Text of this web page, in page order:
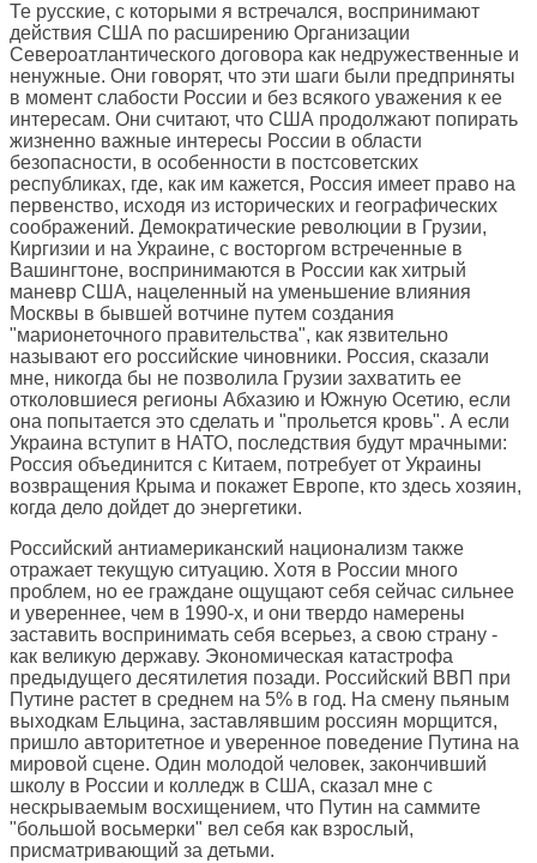
Те русские, с которыми я встречался, воспринимают
действия США по расширению Организации
Североатлантического договора как недружественные и
ненужные. Они говорят, что эти шаги были предприняты
в момент слабости России и без всякого уважения к ее
интересам. Они считают, что США продолжают попирать
жизненно важные интересы России в области
безопасности, в особенности в постсоветских
республиках, где, как им кажется, Россия имеет право на
первенство, исходя из исторических и географических
соображений. Демократические революции в Грузии,
Киргизии и на Украине, с восторгом встреченные в
Вашингтоне, воспринимаются в России как хитрый
маневр США, нацеленный на уменьшение влияния
Москвы в бывшей вотчине путем создания
"марионеточного правительства", как язвительно
называют его российские чиновники. Россия, сказали
мне, никогда бы не позволила Грузии захватить ее
отколовшиеся регионы Абхазию и Южную Осетию, если
она попытается это сделать и "прольется кровь". А если
Украина вступит в НАТО, последствия будут мрачными:
Россия объединится с Китаем, потребует от Украины
возвращения Крыма и покажет Европе, кто здесь хозяин,
когда дело дойдет до энергетики.
Российский антиамериканский национализм также
отражает текущую ситуацию. Хотя в России много
проблем, но ее граждане ощущают себя сейчас сильнее
и увереннее, чем в 1990-х, и они твердо намерены
заставить воспринимать себя всерьез, а свою страну -
как великую державу. Экономическая катастрофа
предыдущего десятилетия позади. Российский ВВП при
Путине растет в среднем на 5% в год. На смену пьяным
выходкам Ельцина, заставлявшим россиян морщится,
пришло авторитетное и уверенное поведение Путина на
мировой сцене. Один молодой человек, закончивший
школу в России и колледж в США, сказал мне с
нескрываемым восхищением, что Путин на саммите
"большой восьмерки" вел себя как взрослый,
присматривающий за детьми.